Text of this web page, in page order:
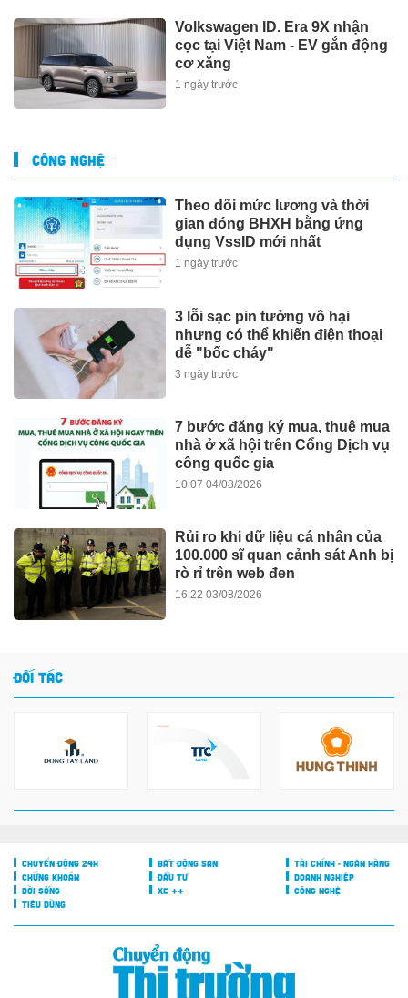
Volkswagen ID. Era 9X nhận
cọc tại Việt Nam - EV gắn động
cơ xăng
1 ngày trước
CÔNG NGHỆ
Theo dõi mức lương và thời
gian đóng BHXH bằng ứng
dụng VssID mới nhất
1 ngày trước
3 lỗi sạc pin tưởng vô hại
nhưng có thể khiến điện thoại
dễ "bốc cháy"
3 ngày trước
7 bước đăng ký mua, thuê mua
nhà ở xã hội trên Cổng Dịch vụ
công quốc gia
10:07 04/08/2026
Rủi ro khi dữ liệu cá nhân của
100.000 sĩ quan cảnh sát Anh bị
rò rỉ trên web đen
16:22 03/08/2026
ĐỐI TÁC
CHUYỂN ĐỘNG 24H BẤT ĐỘNG SẢN
TÀI CHÍNH - NGÂN HÀNG
CHỨNG KHOÁN
ĐẦU TƯ
DOANH NGHIỆP
ĐỜI SỐNG
XE ++
CÔNG NGHỆ
TIÊU DÙNG